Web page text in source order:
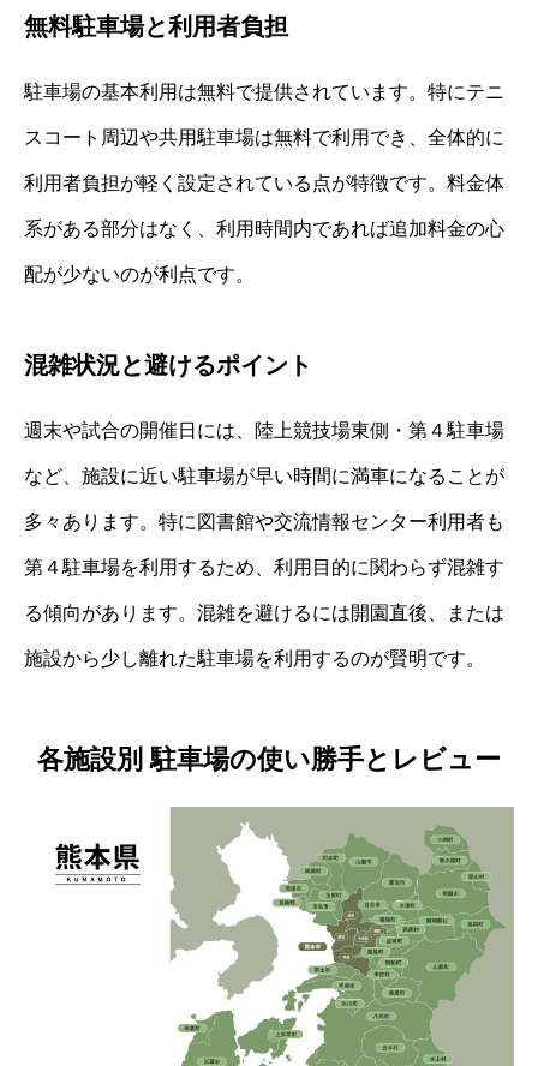
無料駐車場と利用者負担
駐車場の基本利用は無料で提供されています。特にテニ
スコート周辺や共用駐車場は無料で利用でき、全体的に
利用者負担が軽く設定されている点が特徴です。料金体
系がある部分はなく、利用時間内であれば追加料金の心
配が少ないのが利点です。
混雑状況と避けるポイント
週末や試合の開催日には、陸上競技場東側・第４駐車場
など、施設に近い駐車場が早い時間に満車になることが
多々あります。特に図書館や交流情報センター利用者も
第４駐車場を利用するため、利用目的に関わらず混雑す
る傾向があります。混雑を避けるには開園直後、または
施設から少し離れた駐車場を利用するのが賢明です。
各施設別 駐車場の使い勝手とレビュー